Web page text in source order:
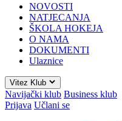
NOVOSTI
NATJECANJA
ŠKOLA HOKEJA
O NAMA
DOKUMENTI
Ulaznice
Vitez Klub
Navijački klub Business klub
Prijava Učlani se